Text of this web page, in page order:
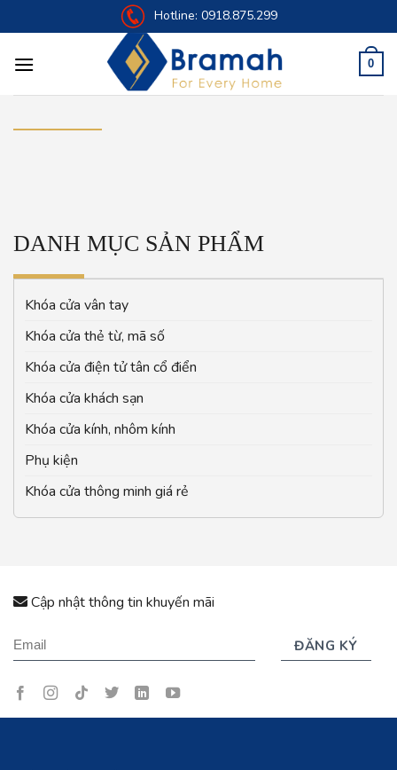
to
Hotline: 0918.875.299
0
DANH MỤC SẢN PHẨM
Khóa cửa vân tay
Khóa cửa thẻ từ, mã số
Khóa cửa điện tử tân cổ điển
Khóa cửa khách sạn
Khóa cửa kính, nhôm kính
Phụ kiện
Khóa cửa thông minh giá rẻ
Cập nhật thông tin khuyến mãi